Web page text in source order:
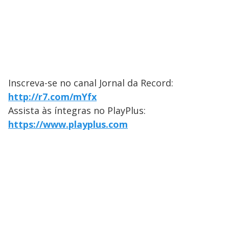
Inscreva-se no canal Jornal da Record:
http://r7.com/mYfx
Assista às íntegras no PlayPlus:
https://www.playplus.com